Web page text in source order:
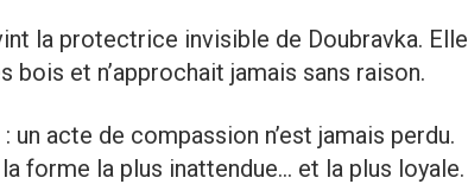
la protectrice invisible de Doubravka. Elle
et n’approchait jamais sans raison.
acte de compassion n’est jamais perdu.
forme la plus inattendue… et la plus loyale.